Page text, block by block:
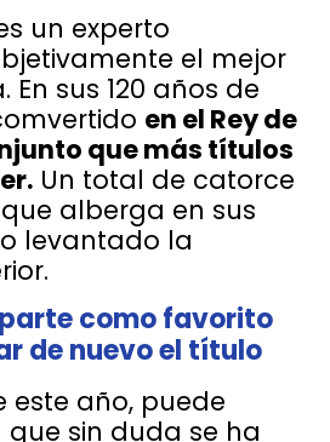
un experto
el mejor
sus 120 años de
en el Rey de
que más títulos
Un total de catorce
alberga en sus
levantado la
parte como favorito
de nuevo el título
este año, puede
sin duda se ha